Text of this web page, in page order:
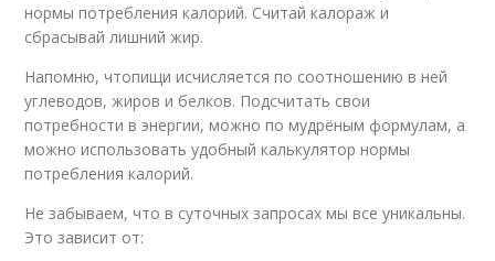
нормы потребления калорий. Считай калораж и
сбрасывай лишний жир.
Напомню, чтопищи исчисляется по соотношению в ней
углеводов, жиров и белков. Подсчитать свои
потребности в энергии, можно по мудрёным формулам, а
можно использовать удобный калькулятор нормы
потребления калорий.
Не забываем, что в суточных запросах мы все уникальны.
Это зависит от: